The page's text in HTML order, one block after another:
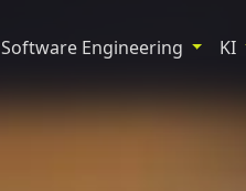
Software Engineering KI